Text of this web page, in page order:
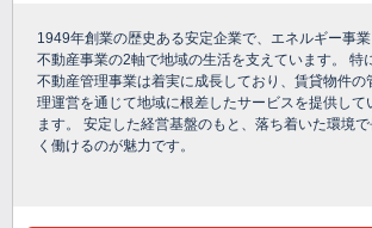
1949年創業の歴史ある安定企業で、エネルギー事業
不動産事業の2軸で地域の生活を支えています。 特
不動産管理事業は着実に成長しており、賃貸物件の
理運営を通じて地域に根差したサービスを提供して
ます。 安定した経営基盤のもと、落ち着いた環境
く働けるのが魅力です。